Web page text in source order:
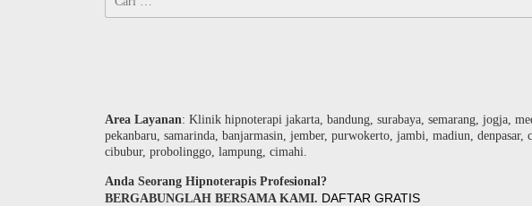
untuk:
Area Layanan: Klinik hipnoterapi jakarta, bandung, surabaya, semarang, jogja,
pekanbaru, samarinda, banjarmasin, jember, purwokerto, jambi, madiun,
cibubur, probolinggo, lampung, cimahi.
Anda Seorang Hipnoterapis Profesional?
BERGABUNGLAH BERSAMA KAMI. DAFTAR GRATIS